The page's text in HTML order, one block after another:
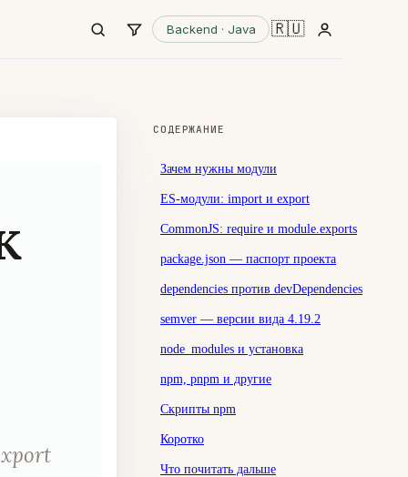
Backend · Java 🇷🇺
СОДЕРЖАНИЕ
Зачем нужны модули
ES-модули: import и export
CommonJS: require и module.exports
package.json — паспорт проекта
dependencies против devDependencies
semver — версии вида 4.19.2
node_modules и установка
npm, pnpm и другие
Скрипты npm
Коротко
Что почитать дальше